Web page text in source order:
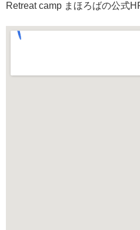
Retreat camp まほろばの公式